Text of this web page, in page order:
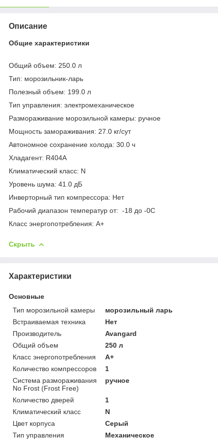
Описание
Общие характеристики
Общий объем: 250.0 л
Тип: морозильник-ларь
Полезный объем: 199.0 л
Тип управления: электромеханическое
Размораживание морозильной камеры: ручное
Мощность замораживания: 27.0 кг/сут
Автономное сохранение холода: 30.0 ч
Хладагент: R404А
Климатический класс: N
Уровень шума: 41.0 дБ
Инверторный тип компрессора: Нет
Рабочий диапазон температур от: -18 до -0С
Класс энергопотребления: A+
Скрыть
Характеристики
Основные
Тип морозильной камеры
морозильный ларь
Встраиваемая техника
Нет
Производитель
Avangard
Общий объем
250 л
Класс энергопотребления
A+
Количество компрессоров
1
Система размораживания
No Frost (Frost Free)
ручное
Количество дверей
1
Климатический класс
N
Цвет корпуса
Серый
Тип управления
Механическое